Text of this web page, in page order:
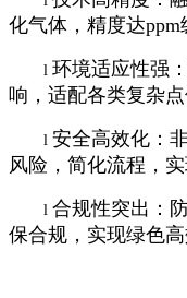
化气体，精度达ppm
l 环境适应性强
响，适配各类复杂点
l 安全高效化：
风险，简化流程，
l 合规性突出：
保合规，实现绿色高